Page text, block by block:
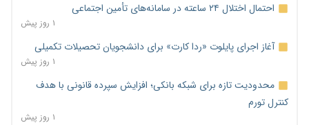
احتمال اختلال ۲۴ ساعته در سامانه‌های تأمین اجتماعی
۱ روز پیش
آغاز اجرای پایلوت «ردا کارت» برای دانشجویان تحصیلات تکمیلی
۱ روز پیش
محدودیت تازه برای شبکه بانکی؛ افزایش سپرده قانونی با هدف
کنترل تورم
۱ روز پیش